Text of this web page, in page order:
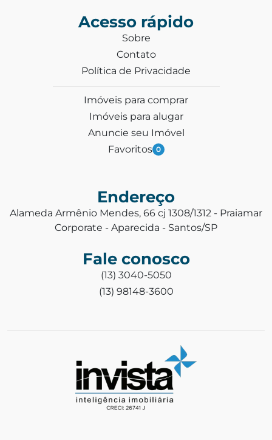
Acesso rápido
Sobre
Contato
Política de Privacidade
Imóveis para comprar
Imóveis para alugar
Anuncie seu Imóvel
Favoritos 0
Endereço
Alameda Armênio Mendes, 66 cj 1308/1312 - Praiamar
Corporate - Aparecida - Santos/SP
Fale conosco
(13) 3040-5050
(13) 98148-3600